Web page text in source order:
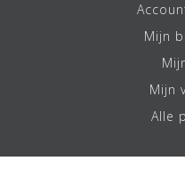
Mijn
Mijn
Alle